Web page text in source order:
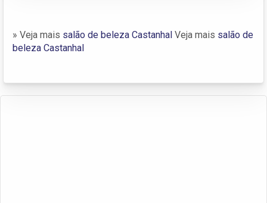
» Veja mais salão de beleza Castanhal Veja mais salão de
beleza Castanhal